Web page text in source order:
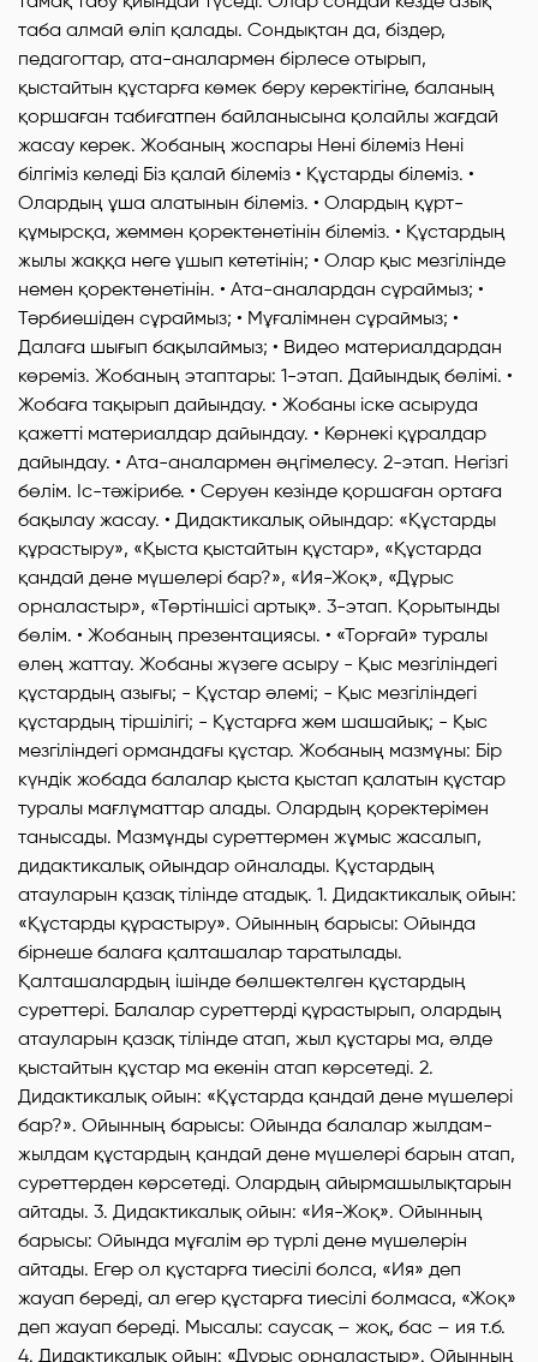
таба алмай өліп қалады. Сондықтан да, біздер,
педагогтар, ата-аналармен бірлесе отырып,
қыстайтын құстарға көмек беру керектігіне, баланың
қоршаған табиғатпен байланысына қолайлы жағдай
жасау керек. Жобаның жоспары Нені білеміз Нені
білгіміз келеді Біз қалай білеміз • Құстарды білеміз. •
Олардың ұша алатынын білеміз. • Олардың құрт-
құмырсқа, жеммен қоректенетінін білеміз. • Құстардың
жылы жаққа неге ұшып кететінін; • Олар қыс мезгілінде
немен қоректенетінін. • Ата-аналардан сұраймыз; •
Тәрбиешіден сұраймыз; • Мұғалімнен сұраймыз; •
Далаға шығып бақылаймыз; • Видео материалдардан
көреміз. Жобаның этаптары: 1-этап. Дайындық бөлімі. •
Жобаға тақырып дайындау. • Жобаны іске асыруда
қажетті материалдар дайындау. • Көрнекі құралдар
дайындау. • Ата-аналармен әңгімелесу. 2-этап. Негізгі
бөлім. Іс-тәжірибе. • Серуен кезінде қоршаған ортаға
бақылау жасау. • Дидактикалық ойындар: «Құстарды
құрастыру», «Қыста қыстайтын құстар», «Құстарда
қандай дене мүшелері бар?», «Ия-Жоқ», «Дұрыс
орналастыр», «Төртіншісі артық». 3-этап. Қорытынды
бөлім. • Жобаның презентациясы. • «Торғай» туралы
өлең жаттау. Жобаны жүзеге асыру - Қыс мезгіліндегі
құстардың азығы; - Құстар әлемі; - Қыс мезгіліндегі
құстардың тіршілігі; - Құстарға жем шашайық; - Қыс
мезгіліндегі ормандағы құстар. Жобаның мазмұны: Бір
күндік жобада балалар қыста қыстап қалатын құстар
туралы мағлұматтар алады. Олардың қоректерімен
танысады. Мазмұнды суреттермен жұмыс жасалып,
дидактикалық ойындар ойналады. Құстардың
атауларын қазақ тілінде атадық. 1. Дидактикалық ойын:
«Құстарды құрастыру». Ойынның барысы: Ойында
бірнеше балаға қалташалар таратылады.
Қалташалардың ішінде бөлшектелген құстардың
суреттері. Балалар суреттерді құрастырып, олардың
атауларын қазақ тілінде атап, жыл құстары ма, әлде
қыстайтын құстар ма екенін атап көрсетеді. 2.
Дидактикалық ойын: «Құстарда қандай дене мүшелері
бар?». Ойынның барысы: Ойында балалар жылдам-
жылдам құстардың қандай дене мүшелері барын атап,
суреттерден көрсетеді. Олардың айырмашылықтарын
айтады. 3. Дидактикалық ойын: «Ия-Жоқ». Ойынның
барысы: Ойында мұғалім әр түрлі дене мүшелерін
айтады. Егер ол құстарға тиесілі болса, «Ия» деп
жауап береді, ал егер құстарға тиесілі болмаса, «Жоқ»
деп жауап береді. Мысалы: саусақ – жоқ, бас – ия т.б.
4. Дидактикалық ойын: «Дұрыс орналастыр». Ойынның